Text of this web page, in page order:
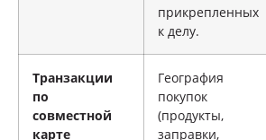
прикрепленных
к делу.
Транзакции
по
совместной
карте
География
покупок
(продукты,
заправки,